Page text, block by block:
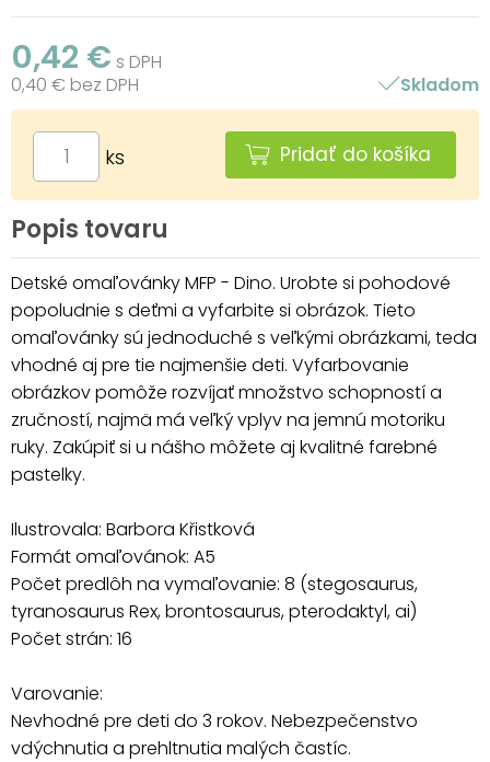
0,42 € s DPH
0,40 € bez DPH
Skladom
ks Pridať do košíka
Popis tovaru
Detské omaľovánky MFP - Dino. Urobte si pohodové
popoludnie s deťmi a vyfarbite si obrázok. Tieto
omaľovánky sú jednoduché s veľkými obrázkami, teda
vhodné aj pre tie najmenšie deti. Vyfarbovanie
obrázkov pomôže rozvíjať množstvo schopností a
zručností, najmä má veľký vplyv na jemnú motoriku
ruky. Zakúpiť si u nášho môžete aj kvalitné farebné
pastelky.
Ilustrovala: Barbora Křistková
Formát omaľovánok: A5
Počet predlôh na vymaľovanie: 8 (stegosaurus,
tyranosaurus Rex, brontosaurus, pterodaktyl, ai)
Počet strán: 16
Varovanie:
Nevhodné pre deti do 3 rokov. Nebezpečenstvo
vdýchnutia a prehltnutia malých častíc.